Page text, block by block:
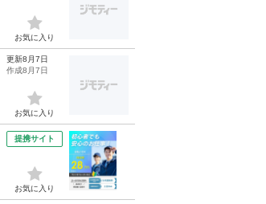
お気に入り
更新8月7日
作成8月7日
お気に入り
提携サイト
お気に入り